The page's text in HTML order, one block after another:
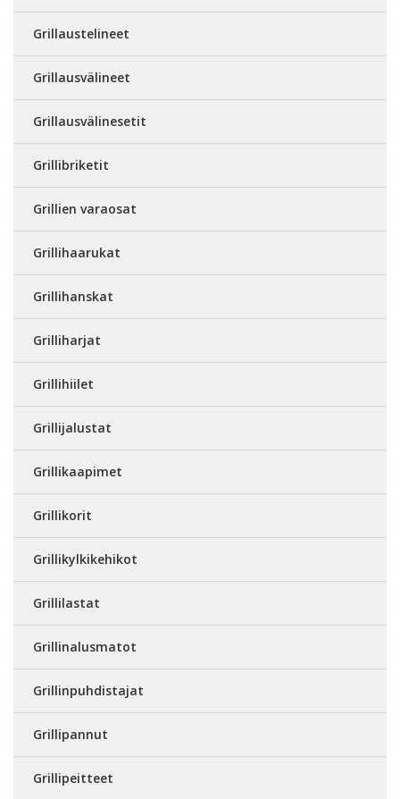
Grillaustelineet
Grillausvälineet
Grillausvälinesetit
Grillibriketit
Grillien varaosat
Grillihaarukat
Grillihanskat
Grilliharjat
Grillihiilet
Grillijalustat
Grillikaapimet
Grillikorit
Grillikylkikehikot
Grillilastat
Grillinalusmatot
Grillinpuhdistajat
Grillipannut
Grillipeitteet